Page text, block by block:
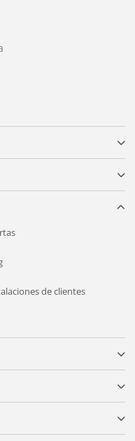
de clientes